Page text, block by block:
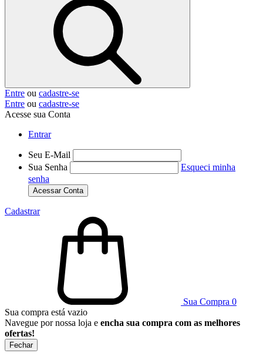
Entre ou cadastre-se
Entre ou cadastre-se
Acesse sua Conta
Entrar
Seu E-Mail
Sua Senha
Esqueci minha
senha
Acessar Conta
Cadastrar
Sua Compra 0
Sua compra está vazio
Navegue por nossa loja e encha sua compra com as melhores
ofertas!
Fechar